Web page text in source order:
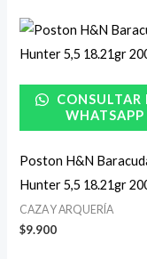
CONSULTAR
WHATSAPP
Poston H&N
Hunter 5,5 18.21gr
CAZA Y ARQUERÍA
$9.900